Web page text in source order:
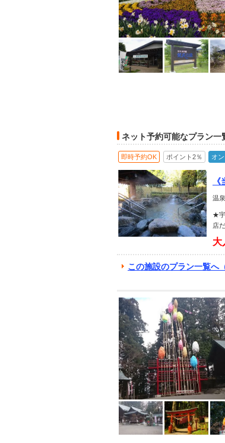
ネット予約可能なプラン一
即時予約OK ポイント2％ オ
温
★宇
店
大
この施設のプラン一覧へ